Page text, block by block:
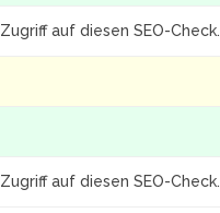
auf diesen SEO-Check.
auf diesen SEO-Check.